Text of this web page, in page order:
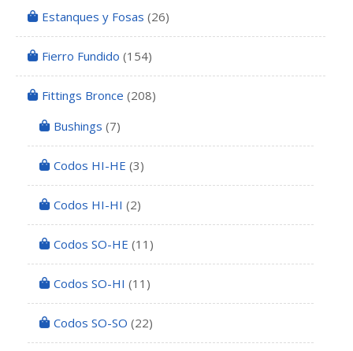
Estanques y Fosas (26)
Fierro Fundido (154)
Fittings Bronce (208)
Bushings (7)
Codos HI-HE (3)
Codos HI-HI (2)
Codos SO-HE (11)
Codos SO-HI (11)
Codos SO-SO (22)